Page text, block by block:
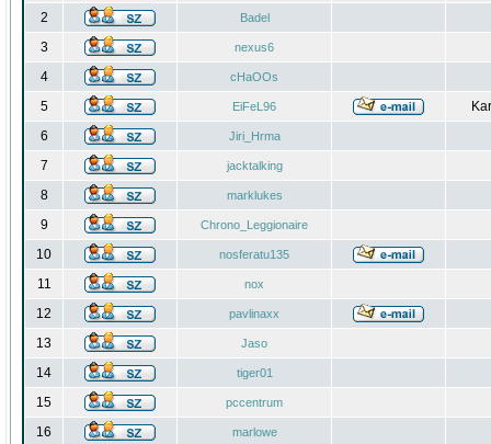
2 Badel
3 nexus6
4 cHaOOs
5 EiFeL96
6
Jiri_Hrma
7 jacktalking
8 marklukes
9 Chrono_Leggionaire
10 nosferatu135
11 nox
12 pavlinaxx
13 Jaso
14 tiger01
15 pccentrum
16 marlowe